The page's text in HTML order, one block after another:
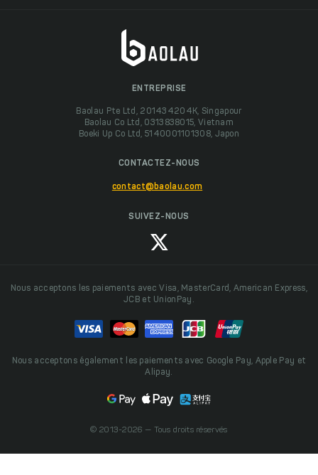
ENTREPRISE
Baolau Pte Ltd, 201434204K, Singapour
Baolau Co Ltd, 0313838015, Vietnam
Boeki Up Co Ltd, 5140001101308, Japon
CONTACTEZ-NOUS
contact@baolau.com
SUIVEZ-NOUS
Nous acceptons les paiements avec Visa, MasterCard, American Express,
JCB et UnionPay.
Nous acceptons également les paiements avec Google Pay, Apple Pay et
Alipay.
© 2013-2026 — Tous droits réservés